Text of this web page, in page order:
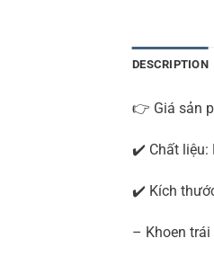
DESCRIPTION
👉 Giá sản
✔️ Chất liệu:
✔️ Kích
– Khoen